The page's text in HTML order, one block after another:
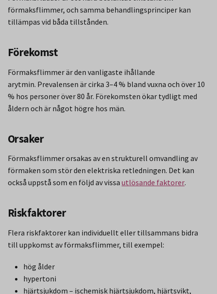
förmaksflimmer, och samma behandlingsprinciper kan
tillämpas vid båda tillstånden.
Förekomst
Förmaksflimmer är den vanligaste ihållande
arytmin. Prevalensen är cirka 3–4 % bland vuxna och över 10
% hos personer över 80 år. Förekomsten ökar tydligt med
åldern och är något högre hos män.
Orsaker
Förmaksflimmer orsakas av en strukturell omvandling av
förmaken som stör den elektriska retledningen. Det kan
också uppstå som en följd av vissa utlösande faktorer.
Riskfaktorer
Flera riskfaktorer kan individuellt eller tillsammans bidra
till uppkomst av förmaksflimmer, till exempel:
hög ålder
hypertoni
hjärtsjukdom – ischemisk hjärtsjukdom, hjärtsvikt,